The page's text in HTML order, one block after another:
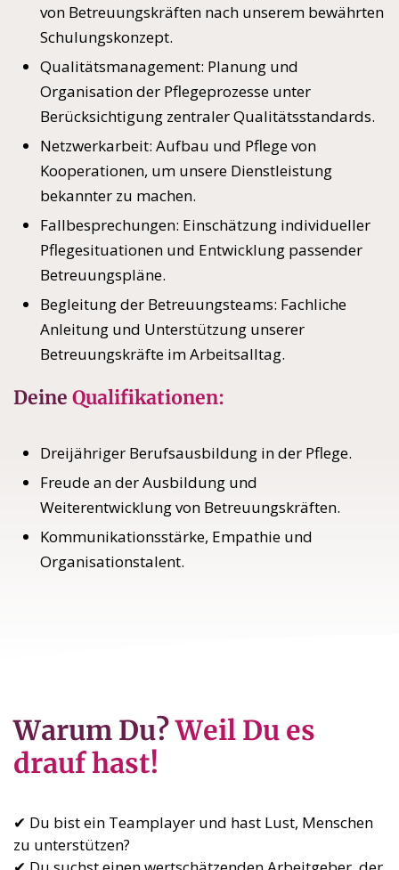
von Betreuungskräften nach unserem bewährten
Schulungskonzept.
Qualitätsmanagement: Planung und
Organisation der Pflegeprozesse unter
Berücksichtigung zentraler Qualitätsstandards.
Netzwerkarbeit: Aufbau und Pflege von
Kooperationen, um unsere Dienstleistung
bekannter zu machen.
Fallbesprechungen: Einschätzung individueller
Pflegesituationen und Entwicklung passender
Betreuungspläne.
Begleitung der Betreuungsteams: Fachliche
Anleitung und Unterstützung unserer
Betreuungskräfte im Arbeitsalltag.
Deine Qualifikationen:
Dreijähriger Berufsausbildung in der Pflege.
Freude an der Ausbildung und
Weiterentwicklung von Betreuungskräften.
Kommunikationsstärke, Empathie und
Organisationstalent.
Warum Du?Weil Du es
drauf hast!
✔ Du bist ein Teamplayer und hast Lust, Menschen
zu unterstützen?